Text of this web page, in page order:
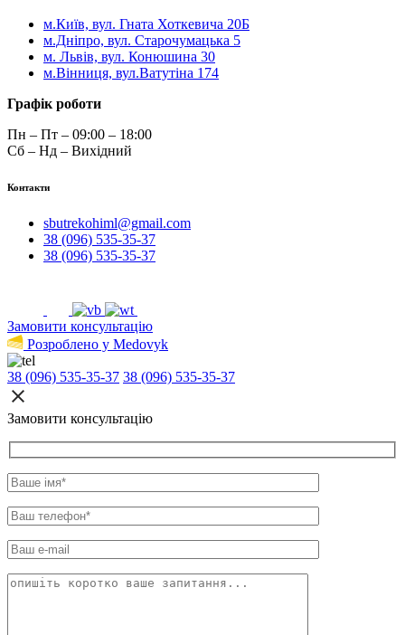
м.Київ, вул. Гната Хоткевича 20Б
м.Дніпро, вул. Старочумацька 5
м. Львів, вул. Конюшина 30
м.Вінниця, вул.Ватутіна 174
Графік роботи
Пн – Пт – 09:00 – 18:00
Сб – Нд – Вихідний
Контакти
sbutrekohiml@gmail.com
38 (096) 535-35-37
38 (096) 535-35-37
Замовити консультацію
Розроблено у Medovyk
38 (096) 535-35-37 38 (096) 535-35-37
Замовити консультацію